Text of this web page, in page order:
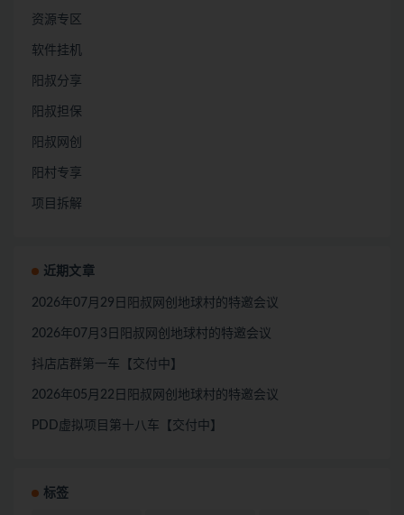
资源专区
软件挂机
阳叔分享
阳叔担保
阳叔网创
阳村专享
项目拆解
近期文章
2026年07月29日阳叔网创地球村的特邀会议
2026年07月3日阳叔网创地球村的特邀会议
抖店店群第一车【交付中】
2026年05月22日阳叔网创地球村的特邀会议
PDD虚拟项目第十八车【交付中】
标签